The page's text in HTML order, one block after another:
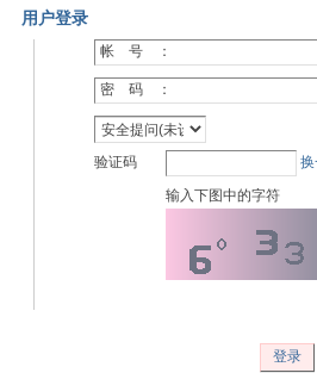
用户登录
帐 号 ：
密 码 ：
验证码
输入下图中的字符
登录